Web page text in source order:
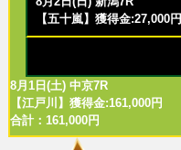
【五十嵐】獲得金:27,000円
8月1日(土) 中京7R
【江戸川】獲得金:161,000円
合計：161,000円